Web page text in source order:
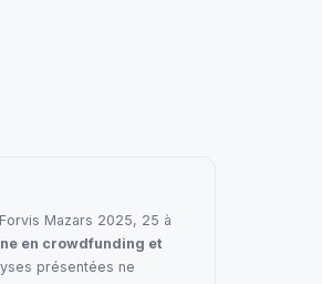
Mazars 2025, 25 à
en crowdfunding et
présentées ne